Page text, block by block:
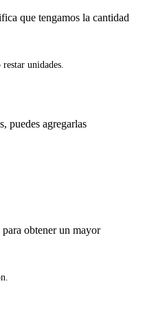
que tengamos la cantidad
unidades.
puedes agregarlas
obtener un mayor